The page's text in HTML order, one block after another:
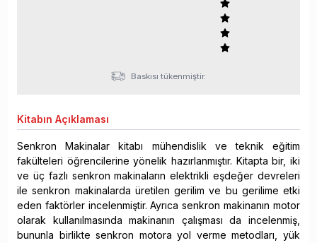
Baskısı tükenmiştir.
Kitabın Açıklaması
Senkron Makinalar kitabı mühendislik ve teknik eğitim
fakülteleri öğrencilerine yönelik hazırlanmıştır. Kitapta bir, iki
ve üç fazlı senkron makinaların elektrikli eşdeğer devreleri
ile senkron makinalarda üretilen gerilim ve bu gerilime etki
eden faktörler incelenmiştir. Ayrıca senkron makinanın motor
olarak kullanılmasında makinanın çalışması da incelenmiş,
bununla birlikte senkron motora yol verme metodları, yük